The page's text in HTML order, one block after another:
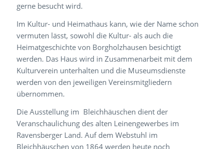
gerne besucht wird.
Im Kultur- und Heimathaus kann, wie der Name schon
vermuten lässt, sowohl die Kultur- als auch die
Heimatgeschichte von Borgholzhausen besichtigt
werden. Das Haus wird in Zusammenarbeit mit dem
Kulturverein unterhalten und die Museumsdienste
werden von den jeweiligen Vereinsmitgliedern
übernommen.
Die Ausstellung im Bleichhäuschen dient der
Veranschaulichung des alten Leinengewerbes im
Ravensberger Land. Auf dem Webstuhl im
Bleichhäuschen von 1864 werden heute noch